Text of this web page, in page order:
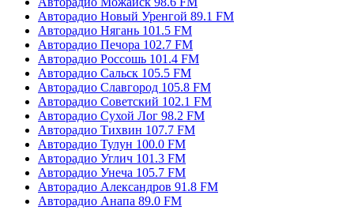
Авторадио Новый Уренгой 89.1 FM
Авторадио Нягань 101.5 FM
Авторадио Печора 102.7 FM
Авторадио Россошь 101.4 FM
Авторадио Сальск 105.5 FM
Авторадио Славгород 105.8 FM
Авторадио Советский 102.1 FM
Авторадио Сухой Лог 98.2 FM
Авторадио Тихвин 107.7 FM
Авторадио Тулун 100.0 FM
Авторадио Углич 101.3 FM
Авторадио Унеча 105.7 FM
Авторадио Александров 91.8 FM
Авторадио Анапа 89.0 FM